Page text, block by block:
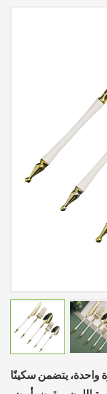
واحدة، يتضمن سكينًا